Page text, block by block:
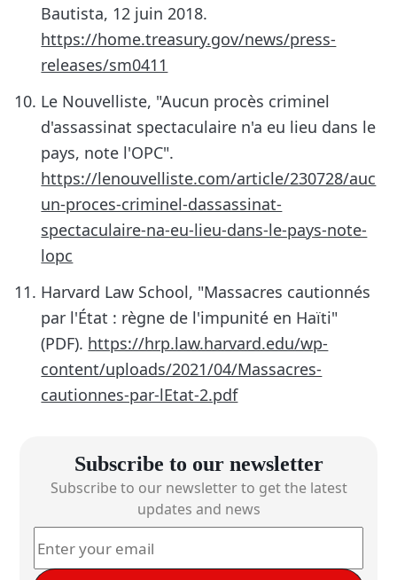
Bautista, 12 juin 2018.
https://home.treasury.gov/news/press-
releases/sm0411
Le Nouvelliste, "Aucun procès criminel
d'assassinat spectaculaire n'a eu lieu dans le
pays, note l'OPC".
https://lenouvelliste.com/article/230728/auc
un-proces-criminel-dassassinat-
spectaculaire-na-eu-lieu-dans-le-pays-note-
lopc
Harvard Law School, "Massacres cautionnés
par l'État : règne de l'impunité en Haïti"
(PDF). https://hrp.law.harvard.edu/wp-
content/uploads/2021/04/Massacres-
cautionnes-par-lEtat-2.pdf
Subscribe to our newsletter
Subscribe to our newsletter to get the latest
updates and news